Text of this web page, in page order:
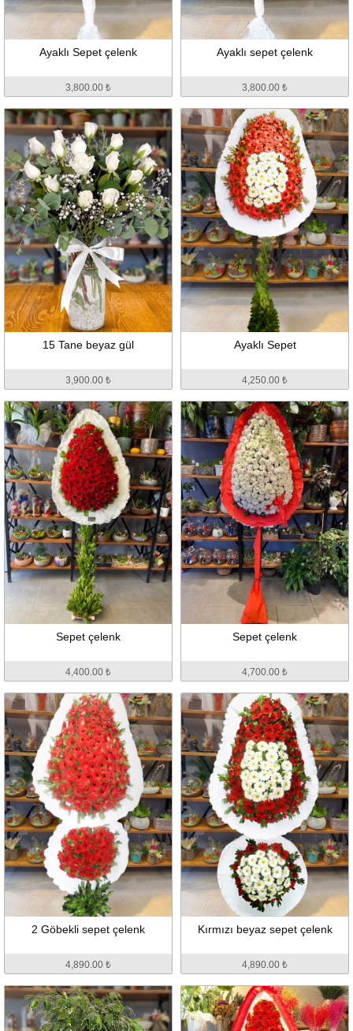
Ayaklı Sepet çelenk
3,800.00 ₺
Ayaklı sepet çelenk
3,800.00 ₺
15 Tane beyaz gül
3,900.00 ₺
Ayaklı Sepet
4,250.00 ₺
Sepet çelenk
4,400.00 ₺
Sepet çelenk
4,700.00 ₺
2 Göbekli sepet çelenk
4,890.00 ₺
Kırmızı beyaz sepet çelenk
4,890.00 ₺